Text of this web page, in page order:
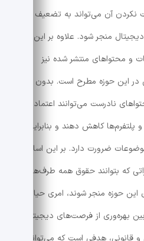
نکردن آن می‌تواند به تضعیف
منجر شود. علاوه بر این،
و محتواهای منتشر شده نیز
در این حوزه مطرح است. بدون
نادرست می‌توانند اعتماد
پلتفرم‌ها کاهش دهند و بنابراین
ضرورت دارد. بر این اساس،
که بتوانند حقوق همه طرف‌ها را
حوزه منجر شوند، امری حیاتی
بهره‌وری از فرصت‌های دیجیتال
و قانونی، هدفی است که می‌تواند